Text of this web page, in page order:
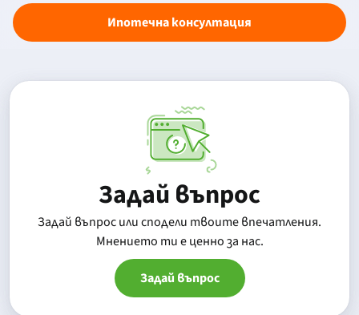
Ипотечна консултация
Задай въпрос
Задай въпрос или сподели твоите впечатления.
Mнението ти е ценно за нас.
Задай въпрос